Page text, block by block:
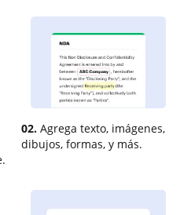
02. Agrega texto, imágenes,
dibujos, formas, y más.